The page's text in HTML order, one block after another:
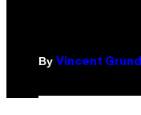
By Vincent